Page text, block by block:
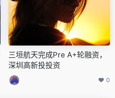
三垣航天完成Pre A+轮融资，
深圳高新投投资
0